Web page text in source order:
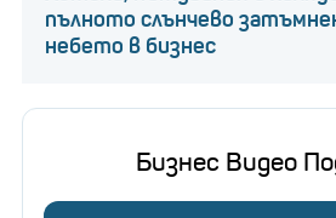
пълното слънчево
небето в бизнес
Бизнес Видео